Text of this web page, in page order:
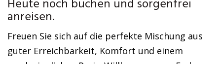
Heute noch buchen und sorgenfrei
anreisen.
Freuen Sie sich auf die perfekte Mischung aus
guter Erreichbarkeit, Komfort und einem